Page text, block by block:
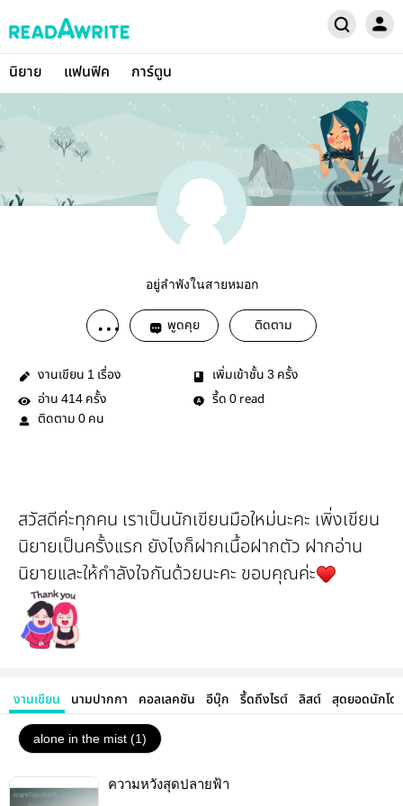
นิยาย แฟนฟิค การ์ตูน
อยู่ลำพังในสายหมอก
พูดคุย ติดตาม
งานเขียน 1 เรื่อง เพิ่มเข้าชั้น 3 ครั้ง
อ่าน 414 ครั้ง รี้ด 0 read
ติดตาม 0 คน
สวัสดีค่ะทุกคน เราเป็นนักเขียนมือใหม่นะคะ เพิ่งเขียน
นิยายเป็นครั้งแรก ยังไงก็ฝากเนื้อฝากตัว ฝากอ่าน
นิยายและให้กำลังใจกันด้วยนะคะ ขอบคุณค่ะ
งานเขียน นามปากกา คอลเลคชัน อีบุ๊ก รี้ดถึงไรต์ ลิสต์ สุดยอดนักโด
alone in the mist (1)
ความหวังสุดปลายฟ้า